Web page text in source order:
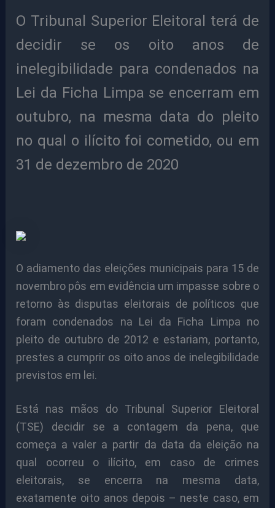
O Tribunal Superior Eleitoral terá de
decidir se os oito anos de
inelegibilidade para condenados na
Lei da Ficha Limpa se encerram em
outubro, na mesma data do pleito
no qual o ilícito foi cometido, ou em
31 de dezembro de 2020
O adiamento das eleições municipais para 15 de
novembro pôs em evidência um impasse sobre o
retorno às disputas eleitorais de políticos que
foram condenados na Lei da Ficha Limpa no
pleito de outubro de 2012 e estariam, portanto,
prestes a cumprir os oito anos de inelegibilidade
previstos em lei.
Está nas mãos do Tribunal Superior Eleitoral
(TSE) decidir se a contagem da pena, que
começa a valer a partir da data da eleição na
qual ocorreu o ilícito, em caso de crimes
eleitorais, se encerra na mesma data,
exatamente oito anos depois – neste caso, em